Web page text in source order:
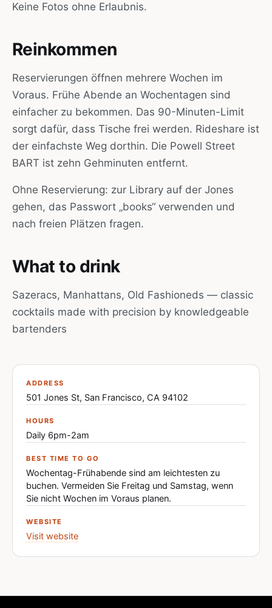
Keine Fotos ohne Erlaubnis.
Reinkommen
Reservierungen öffnen mehrere Wochen im
Voraus. Frühe Abende an Wochentagen sind
einfacher zu bekommen. Das 90-Minuten-Limit
sorgt dafür, dass Tische frei werden. Rideshare ist
der einfachste Weg dorthin. Die Powell Street
BART ist zehn Gehminuten entfernt.
Ohne Reservierung: zur Library auf der Jones
gehen, das Passwort „books“ verwenden und
nach freien Plätzen fragen.
What to drink
Sazeracs, Manhattans, Old Fashioneds — classic
cocktails made with precision by knowledgeable
bartenders
ADDRESS
501 Jones St, San Francisco, CA 94102
HOURS
Daily 6pm-2am
BEST TIME TO GO
Wochentag-Frühabende sind am leichtesten zu
buchen. Vermeiden Sie Freitag und Samstag, wenn
Sie nicht Wochen im Voraus planen.
WEBSITE
Visit website